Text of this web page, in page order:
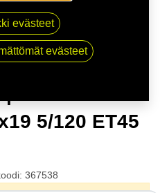
E45 C72,6 60 8x19 5/120
5/120 ET45
367538
evästeet
evästeet